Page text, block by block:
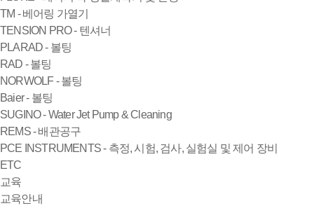
TM - 베어링 가열기
TENSION PRO - 텐셔너
PLARAD - 볼팅
RAD - 볼팅
NORWOLF - 볼팅
Baier - 볼팅
SUGINO - Water Jet Pump & Cleaning
REMS - 배관공구
PCE INSTRUMENTS - 측정, 시험, 검사, 실험실 및 제어 장비
ETC
교육
교육안내